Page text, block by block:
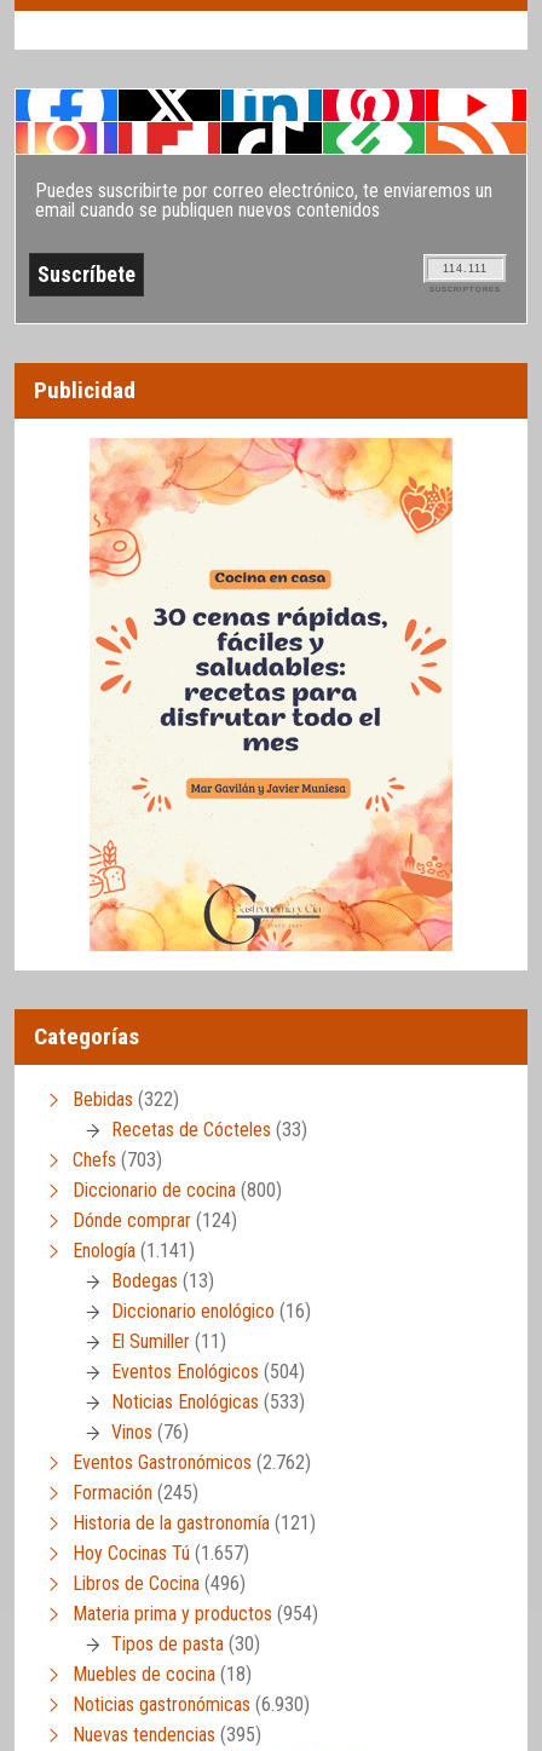
Puedes suscribirte por correo electrónico, te enviaremos un
email cuando se publiquen nuevos contenidos
114.111
SUSCRIPTORES
Publicidad
Categorías
Bebidas (322)
Recetas de Cócteles (33)
Chefs (703)
Diccionario de cocina (800)
Dónde comprar (124)
Enología (1.141)
Bodegas (13)
Diccionario enológico (16)
El Sumiller (11)
Eventos Enológicos (504)
Noticias Enológicas (533)
Vinos (76)
Eventos Gastronómicos (2.762)
Formación (245)
Historia de la gastronomía (121)
Hoy Cocinas Tú (1.657)
Libros de Cocina (496)
Materia prima y productos (954)
Tipos de pasta (30)
Muebles de cocina (18)
Noticias gastronómicas (6.930)
Nuevas tendencias (395)